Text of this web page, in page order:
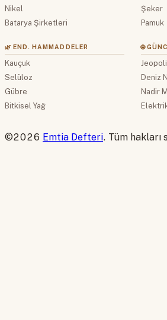
Nikel
Batarya Şirketleri
Şeker
Pamuk
🌿 END. HAMMADDELER
Kauçuk
Selüloz
Gübre
Bitkisel Yağ
🌐
Deniz
Nadir
©2026 Emtia Defteri. Tüm hakları